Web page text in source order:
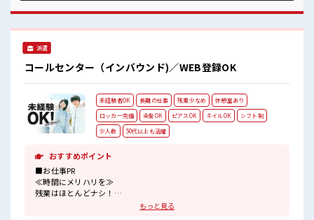
きましょう！ ≪自分に合った期間で働ける≫ 福利厚生が整っ
た派遣のお仕事です！ ■職場の雰囲気 少人数の職場でこじん
派遣
コールセンター（インバウンド)／WEB登録OK
未経験者OK 長期の仕事 残業少なめ
休憩室あり
ロッカー完備
染髪OK ピアスOK ネイルOK
シフト制
少人数
50代以上も活躍
おすすめポイント
■お仕事PR
≪時間にメリハリを≫
残業はほとんどナシ！
場合によってはお願いすることもあります♪
もっと見る